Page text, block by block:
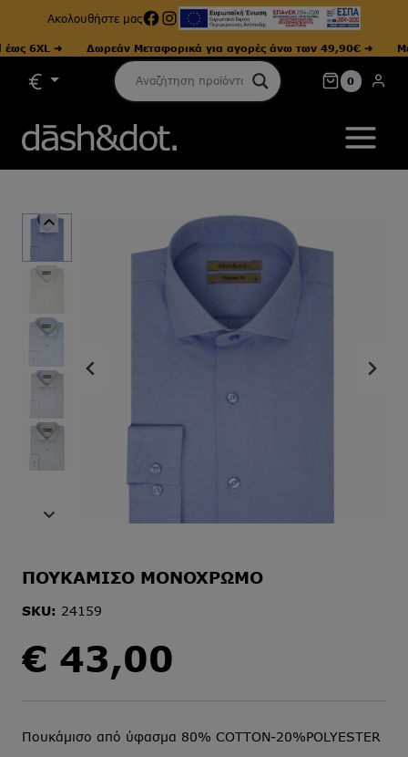
Ακολουθήστε μαςFacebook
Instagram
6XL ➜ Δωρεάν Μεταφορικά για αγορές άνω των 49,90€ ➜
0
ΠΟΥΚΑΜΙΣΟ ΜΟΝΟΧΡΩΜΟ
SKU: 24159
€ 43,00
Πουκάμισο από ύφασμα 80% COTTON-20%POLYESTER